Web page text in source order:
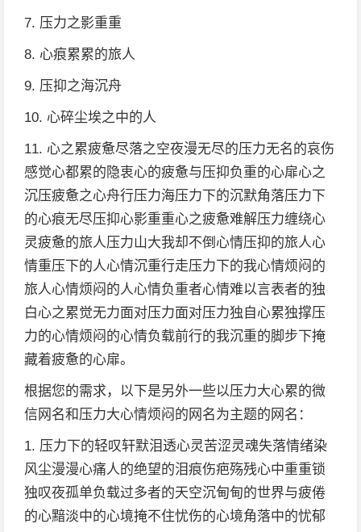
7. 压力之影重重
8. 心痕累累的旅人
9. 压抑之海沉舟
10. 心碎尘埃之中的人
11. 心之累疲惫尽落之空夜漫无尽的压力无名的哀伤
感觉心都累的隐衷心的疲惫与压抑负重的心扉心之
沉压疲惫之心舟行压力海压力下的沉默角落压力下
的心痕无尽压抑心影重重心之疲惫难解压力缠绕心
灵疲惫的旅人压力山大我却不倒心情压抑的旅人心
情重压下的人心情沉重行走压力下的我心情烦闷的
旅人心情烦闷的人心情负重者心情难以言表者的独
白心之累觉无力面对压力面对压力独自心累独撑压
力的心情烦闷的心情负载前行的我沉重的脚步下掩
藏着疲惫的心扉。
根据您的需求，以下是另外一些以压力大心累的微
信网名和压力大心情烦闷的网名为主题的网名：
1. 压力下的轻叹轩默泪透心灵苦涩灵魂失落情绪染
风尘漫漫心痛人的绝望的泪痕伤疤殇残心中重重锁
独叹夜孤单负载过多者的天空沉甸甸的世界与疲倦
的心黯淡中的心境掩不住忧伤的心境角落中的忧郁